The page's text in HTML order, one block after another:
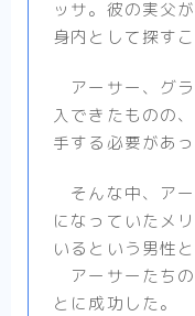
ッサ。彼の実父
身内として探すこ
アーサー、グ
入できたものの
手する必要があっ
そんな中、ア
になっていたメ
いるという男性と
アーサーたち
とに成功した。